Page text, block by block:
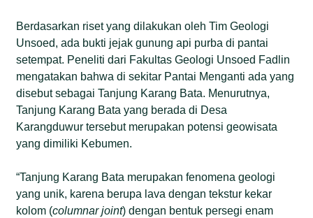
Berdasarkan riset yang dilakukan oleh Tim Geologi
Unsoed, ada bukti jejak gunung api purba di pantai
setempat. Peneliti dari Fakultas Geologi Unsoed Fadlin
mengatakan bahwa di sekitar Pantai Menganti ada yang
disebut sebagai Tanjung Karang Bata. Menurutnya,
Tanjung Karang Bata yang berada di Desa
Karangduwur tersebut merupakan potensi geowisata
yang dimiliki Kebumen.
“Tanjung Karang Bata merupakan fenomena geologi
yang unik, karena berupa lava dengan tekstur kekar
kolom (columnar joint) dengan bentuk persegi enam